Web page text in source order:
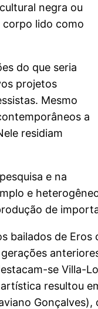
negra ou
corpo lido como
do que seria
projetos
Mesmo
a
residiam
e na
e
de
bailados de
se Villa-
resultou
Gonçalves),